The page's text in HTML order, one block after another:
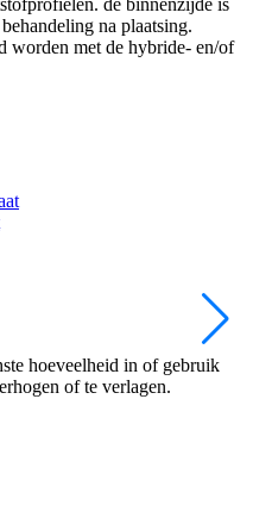
na plaatsing.
worden met de hybride- en/of
hoeveelheid in of gebruik
of te verlagen.